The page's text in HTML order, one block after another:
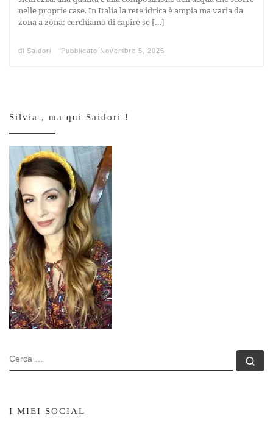
nelle proprie case. In Italia la rete idrica è ampia ma varia da
zona a zona: cerchiamo di capire se […]
di Saidori Pubblicato Novembre 5, 2025
Silvia , ma qui Saidori !
CERCA
I MIEI SOCIAL